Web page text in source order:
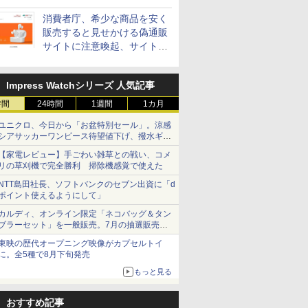
消費者庁、希少な商品を安く
販売すると見せかける偽通販
サイトに注意喚起、サイト名
Impress Watchシリーズ 人気記事
24時間 1週間 1カ月
ニクロ、今日から「お盆特別セール」。涼感
アサッカーワンピース待望値下げ、撥水ギア
ョーツは1990円に
家電レビュー】手ごわい雑草との戦い、コメ
の草刈機で完全勝利 掃除機感覚で使えた
島田社長、ソフトバンクのセブン出資に「d
イント使えるようにして」
ルディ、オンライン限定「ネコバッグ＆タン
ラーセット」を一般販売。7月の抽選販売の
選無効分
映の歴代オープニング映像がカプセルトイ
。全5種で8月下旬発売
もっと見る
おすすめ記事